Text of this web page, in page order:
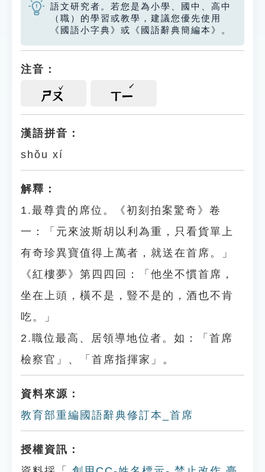
語文研究者。若您是為小學、國中、高中
（職）的學習或教學，建議您優先使用
《國語小字典》或《國語辭典簡編本》。
注音：
ㄕㄡ ㄒㄧ
漢語拼音：
shǒu xí
解釋：
1.最尊貴的席位。《初刻拍案驚奇》卷
一：「元來波斯胡以利為重，只看貨單上
有奇珍異寶值得上萬者，就送在首席。」
《紅樓夢》第四四回：「他坐不慣首席，
坐在上頭，橫不是，豎不是的，酒也不肯
吃。」
2.職位最高、居領導地位者。如：「首席
檢察官」、「首席指揮家」。
資料來源：
教育部重編國語辭典修訂本_首席
授權資訊：